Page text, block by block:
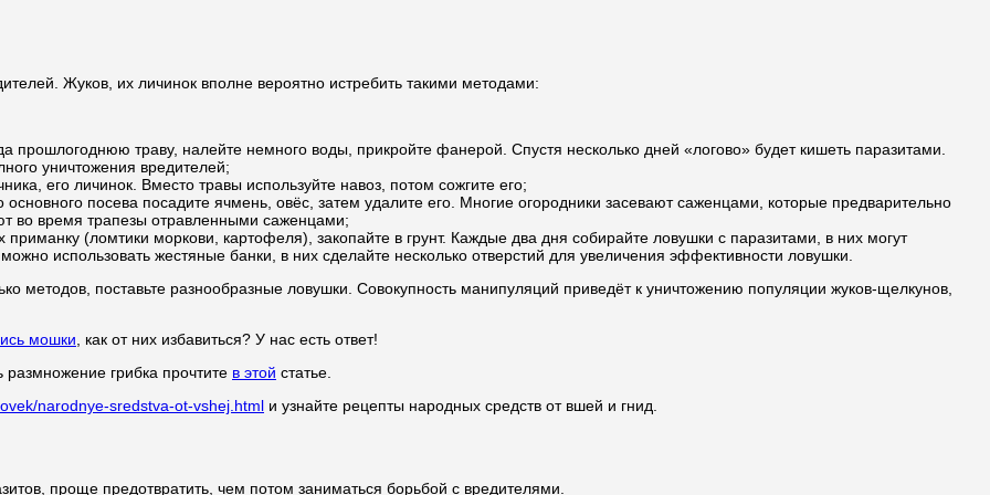
Жуков, их личинок вполне вероятно истребить такими методами:
прошлогоднюю траву, налейте немного воды, прикройте фанерой. Спустя несколько дней «логово» будет кишеть паразитами.
уничтожения вредителей;
его личинок. Вместо травы используйте навоз, потом сожгите его;
посева посадите ячмень, овёс, затем удалите его. Многие огородники засевают саженцами, которые предварительно
во время трапезы отравленными саженцами;
(ломтики моркови, картофеля), закопайте в грунт. Каждые два дня собирайте ловушки с паразитами, в них могут
использовать жестяные банки, в них сделайте несколько отверстий для увеличения эффективности ловушки.
методов, поставьте разнообразные ловушки. Совокупность манипуляций приведёт к уничтожению популяции жуков-щелкунов,
мошки, как от них избавиться? У нас есть ответ!
размножение грибка прочтите в этой статье.
narodnye-sredstva-ot-vshej.html и узнайте рецепты народных средств от вшей и гнид.
проще предотвратить, чем потом заниматься борьбой с вредителями.